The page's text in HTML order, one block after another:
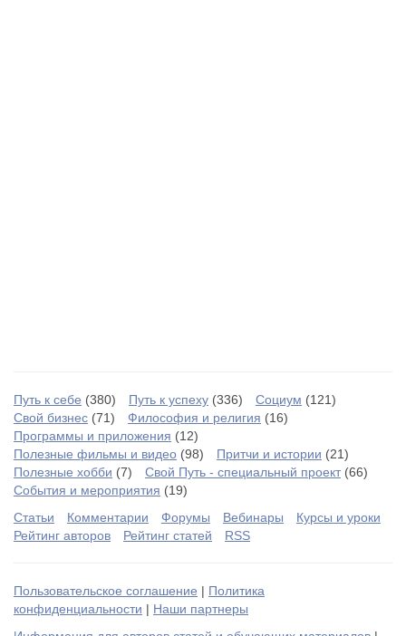
Путь к себе (380) Путь к успеху (336) Социум (121)
Свой бизнес (71) Философия и религия (16)
Программы и приложения (12)
Полезные фильмы и видео (98) Притчи и истории (21)
Полезные хобби (7) Свой Путь - специальный проект(66)
События и мероприятия (19)
Статьи
Комментарии Форумы Вебинары
Курсы и уроки
Рейтинг авторов
Рейтинг статей RSS
Пользовательское соглашение | Политика
конфиденциальности | Наши партнеры